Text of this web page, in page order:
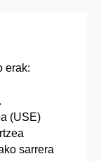
erak:
(USE)
sarrera